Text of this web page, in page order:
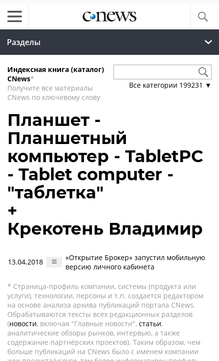
Разделы
Индексная книга (каталог)
CNews*
Получите все материалы
CNews по ключевому слову
Все категории 199231 ▼
Планшет -
Планшетный
компьютер - TabletPC
- Tablet computer -
"таблетка"
+
Крекотень Владимир
13.04.2018
«Открытие Брокер» запустил мобильную
версию личного кабинета
* Страница-профиль компании, системы (продукта или
услуги), технологии, персоны и т.п. создается редактором
на основе анализа архива публикаций портала CNews.
Обрабатываются тексты всех редакционных разделов
(новости, включая "Главные новости", статьи,
аналитические обзоры рынков, интервью, а также
содержание партнёрских проектов). Таким образом, чем
больше публикаций на CNews было с именем компании